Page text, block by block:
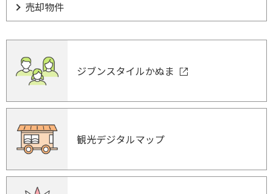
売却物件
ジブンスタイルかぬま
観光デジタルマップ